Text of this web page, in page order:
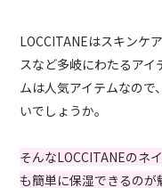
LOCCITANEはスキンケ
スなど多岐にわたるア
ムは人気アイテムなの
いでしょうか。
そんなLOCCITANEのネ
も簡単に保湿できるのが